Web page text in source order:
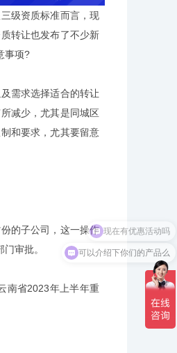
级资质标准而言，现
转让也发布了不少新
事项?
需求选择适合的转让
减少，尤其是同城区
和要求，尤其要留意
的子公司，这一操作
审批。
南省2023年上半年重
可以介绍下你们的产品么